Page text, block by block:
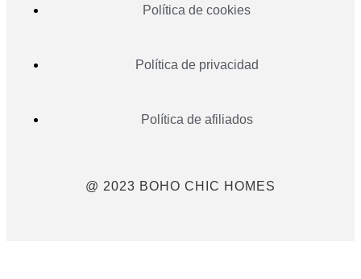
Política de cookies
Política de privacidad
Política de afiliados
@ 2023 BOHO CHIC HOMES